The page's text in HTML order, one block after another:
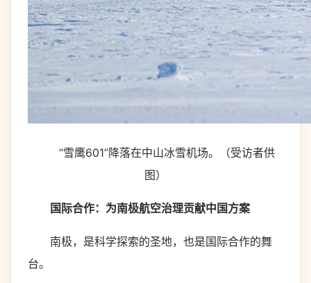
“雪鹰601”降落在中山冰雪机场。（受访者供
图）
国际合作：为南极航空治理贡献中国方案
南极，是科学探索的圣地，也是国际合作的舞
台。